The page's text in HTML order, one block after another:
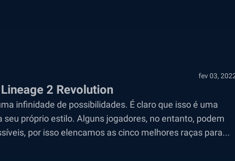
fev 03,
2 Revolution
infinidade de possibilidades. É claro que isso é uma
próprio estilo. Alguns jogadores, no entanto, podem
por isso elencamos as cinco melhores raças para...